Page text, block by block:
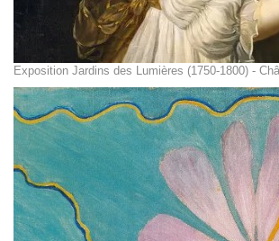
Exposition Jardins des Lumières (1750-1800) -